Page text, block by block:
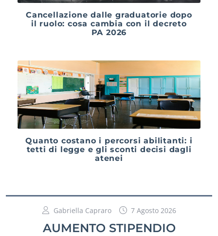
Cancellazione dalle graduatorie dopo
il ruolo: cosa cambia con il decreto
PA 2026
Quanto costano i percorsi abilitanti: i
tetti di legge e gli sconti decisi dagli
atenei
Gabriella Capraro 7 Agosto 2026
AUMENTO STIPENDIO